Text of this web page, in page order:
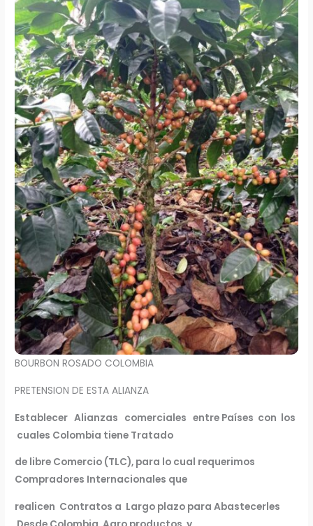
BOURBON ROSADO COLOMBIA
PRETENSION DE ESTA ALIANZA
Establecer Alianzas comerciales entre Países con los
cuales Colombia tiene Tratado
de libre Comercio (TLC), para lo cual requerimos
Compradores Internacionales que
realicen Contratos a Largo plazo para Abastecerles